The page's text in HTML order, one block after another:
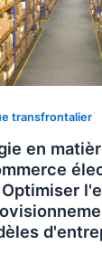
transfrontalier
en